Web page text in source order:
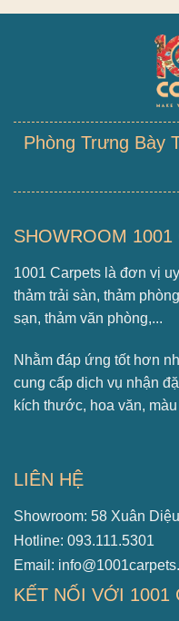
Phòng Trưng Bày
SHOWROOM 1001
1001 Carpets là đơn vị
thảm trải sàn, thảm
sạn, thảm văn phòng,...
Nhằm đáp ứng tốt hơn
cung cấp dịch vụ nhận
kích thước, hoa văn,
LIÊN HỆ
Showroom: 58 Xuân
Hotline: 093.111.5301
Email:
KẾT NỐI VỚI 1001